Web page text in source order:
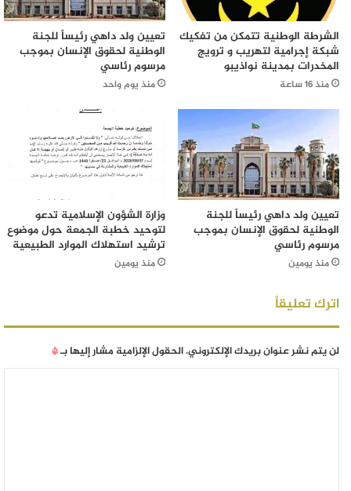
الشرطة الوطنية تتمكن من تفكيك
شبكة إجرامية لتهريب و ترويج
المخدرات بمدينة نواذيبو
منذ 16 ساعة
تعيين ولد داهي رئيساً للجنة
الوطنية لحقوق الإنسان بموجب
مرسوم رئاسي
منذ يوم واحد
تعيين ولد داهي رئيساً للجنة
الوطنية لحقوق الإنسان بموجب
مرسوم رئاسي
منذ يومين
وزارة الشؤون الإسلامية تدعو
لتوحيد خطبة الجمعة حول موضوع
ترشيد استهلاك الموارد الطبيعية
منذ يومين
اترك تعليقاً
لن يتم نشر عنوان بريدك الإلكتروني.الحقول الإلزامية مشار إليها بـ*